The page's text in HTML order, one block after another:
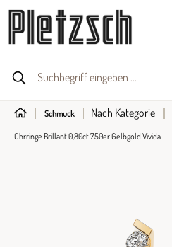
Schmuck Nach Kategorie
Ohrringe Brillant 0,80ct 750er Gelbgold Vivida